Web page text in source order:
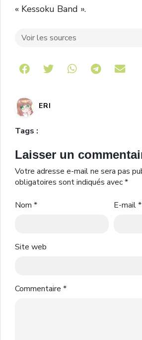
« Kessoku Band ».
Voir les sources
Share on
ERI
Tags :
Laisser un
Votre adresse e-mail ne sera pas
obligatoires sont indiqués avec*
Nom * E-mail*
Site web
Commentaire *